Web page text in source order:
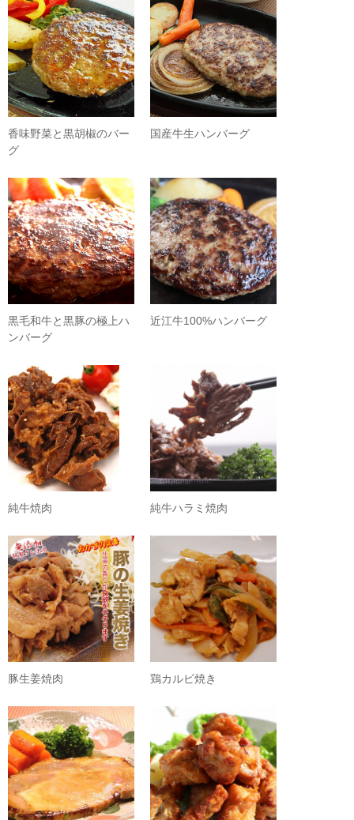
香味野菜と黒胡椒のバー
グ
国産牛生ハンバーグ
黒毛和牛と黒豚の極上ハ
ンバーグ
近江牛100%ハンバーグ
純牛焼肉 純牛ハラミ焼肉
豚生姜焼肉 鶏カルビ焼き